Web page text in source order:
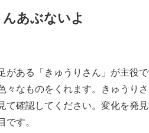
あぶないよ
がある「きゅうりさん」が主役
々なものをくれます。きゅうり
て確認してください。変化を発
です。